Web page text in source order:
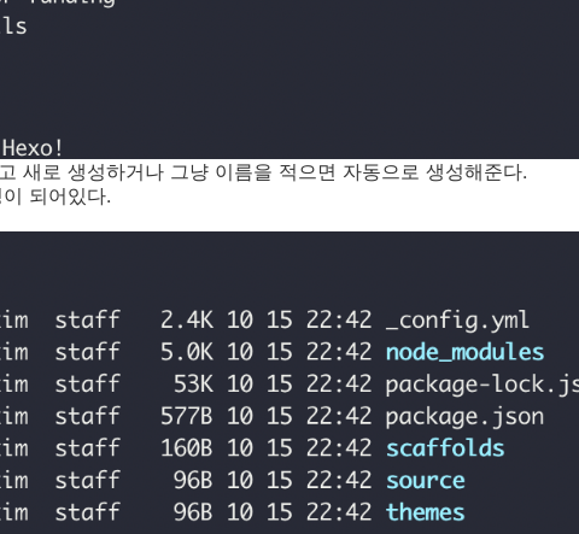
새로 생성하거나 그냥 이름을 적으면 자동으로 생성해준다.
되어있다.